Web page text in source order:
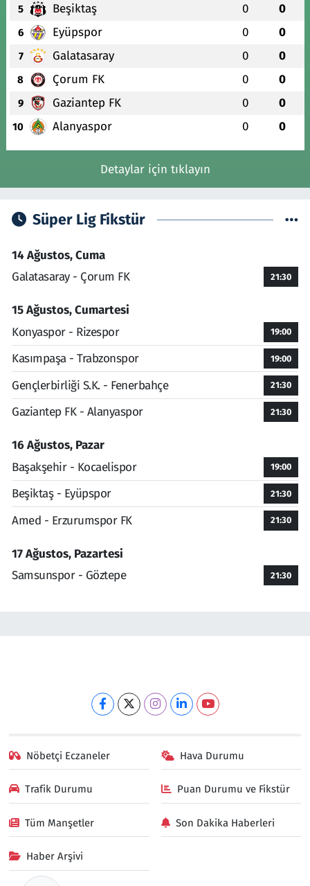
5 Beşiktaş 0 0
6 Eyüpspor 0 0
7 Galatasaray 0 0
8 Çorum FK 0 0
9 Gaziantep FK 0 0
10 Alanyaspor 0 0
Detaylar için tıklayın
Süper Lig Fikstür
14 Ağustos, Cuma
Galatasaray - Çorum FK
21:30
15 Ağustos, Cumartesi
Konyaspor - Rizespor
19:00
Kasımpaşa - Trabzonspor 19:00
Gençlerbirliği S.K. - Fenerbahçe 21:30
Gaziantep FK - Alanyaspor 21:30
16 Ağustos, Pazar
Başakşehir - Kocaelispor
19:00
Beşiktaş - Eyüpspor 21:30
Amed - Erzurumspor FK 21:30
17 Ağustos, Pazartesi
Samsunspor - Göztepe
21:30
Nöbetçi Eczaneler Hava Durumu
Trafik Durumu Puan Durumu ve Fikstür
Tüm Manşetler Son Dakika Haberleri
Haber Arşivi